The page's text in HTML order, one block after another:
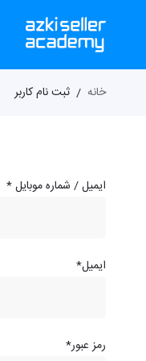
خانه ثبت نام کاربر
ایمیل / شماره موبایل*
ایمیل*
رمز عبور*